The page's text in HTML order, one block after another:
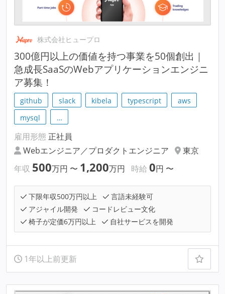
株式会社ヒュープロ
300億円以上の価値を持つ事業を50個創出｜
急成長SaaSのWebアプリケーションエンジニ
ア募集！
github slack kibela typescript
aws
mysql
…
雇用形態 正社員
Webエンジニア／プロダクトエンジニア
東京
年収 500万円 〜 1,200万円 時給 0円 〜
下限年収500万円以上
言語未経験可
アジャイル開発
コードレビュー文化
椅子が定価6万円以上
自社サービスを開発
1年以上前更新